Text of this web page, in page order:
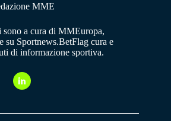
MME
sono a cura di MMEuropa,
su Sportnews.BetFlag cura e
di informazione sportiva.